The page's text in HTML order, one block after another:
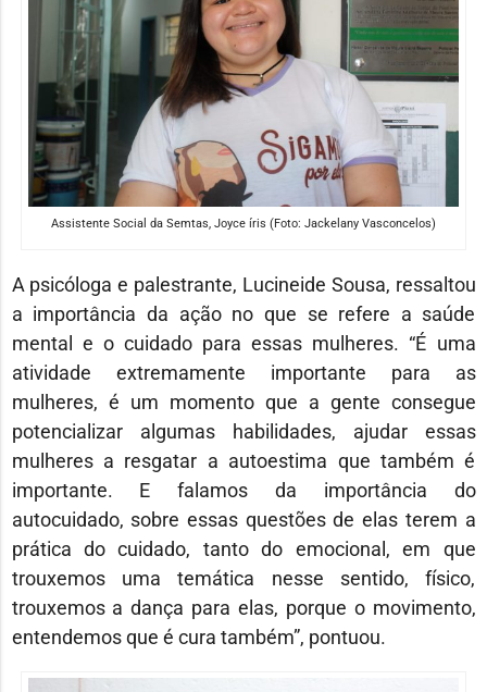
Assistente Social da Semtas, Joyce íris (Foto: Jackelany Vasconcelos)
A psicóloga e palestrante, Lucineide Sousa, ressaltou
a importância da ação no que se refere a saúde
mental e o cuidado para essas mulheres. “É uma
atividade extremamente importante para as
mulheres, é um momento que a gente consegue
potencializar algumas habilidades, ajudar essas
mulheres a resgatar a autoestima que também é
importante. E falamos da importância do
autocuidado, sobre essas questões de elas terem a
prática do cuidado, tanto do emocional, em que
trouxemos uma temática nesse sentido, físico,
trouxemos a dança para elas, porque o movimento,
entendemos que é cura também”, pontuou.